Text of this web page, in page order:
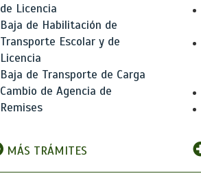
de Licencia
Baja de Habilitación de
Transporte Escolar y de
Licencia
Baja de Transporte de Carga
Cambio de Agencia de
Remises
MÁS TRÁMITES